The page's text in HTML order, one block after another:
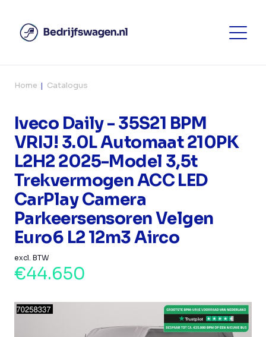
Home Catalogus
Iveco Daily - 35S21 BPM
VRIJ! 3.0L Automaat 210PK
L2H2 2025-Model 3,5t
Trekvermogen ACC LED
CarPlay Camera
Parkeersensoren Velgen
Euro6 L2 12m3 Airco
excl. BTW
€44.650